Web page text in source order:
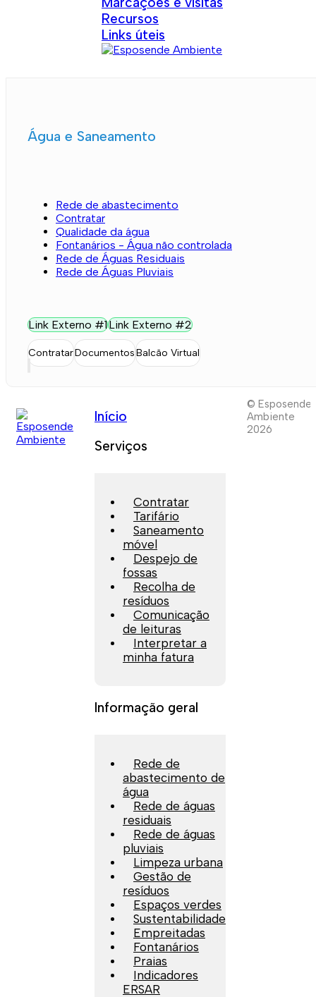
Recursos
Links úteis
Água e Saneamento
Rede de abastecimento
Contratar
Qualidade da água
Fontanários - Água não controlada
Rede de Águas Residuais
Rede de Águas Pluviais
Link Externo #1Link Externo #2
ContratarDocumentosBalcão Virtual
Início
Serviços
Contratar
Tarifário
Saneamento
móvel
Despejo de
fossas
Recolha de
resíduos
Comunicação
de leituras
Interpretar a
minha fatura
Informação geral
Rede de
abastecimento de
água
Rede de águas
residuais
Rede de águas
pluviais
Limpeza urbana
Gestão de
resíduos
Espaços verdes
Sustentabilidade
Empreitadas
Fontanários
Praias
Indicadores
ERSAR
© Esposende
Ambiente
2026